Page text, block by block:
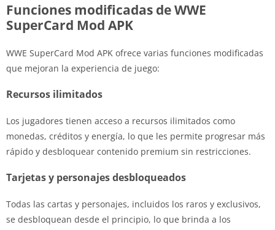
Funciones modificadas de WWE
SuperCard Mod APK
WWE SuperCard Mod APK ofrece varias funciones modificadas
que mejoran la experiencia de juego:
Recursos ilimitados
Los jugadores tienen acceso a recursos ilimitados como
monedas, créditos y energía, lo que les permite progresar más
rápido y desbloquear contenido premium sin restricciones.
Tarjetas y personajes desbloqueados
Todas las cartas y personajes, incluidos los raros y exclusivos,
se desbloquean desde el principio, lo que brinda a los